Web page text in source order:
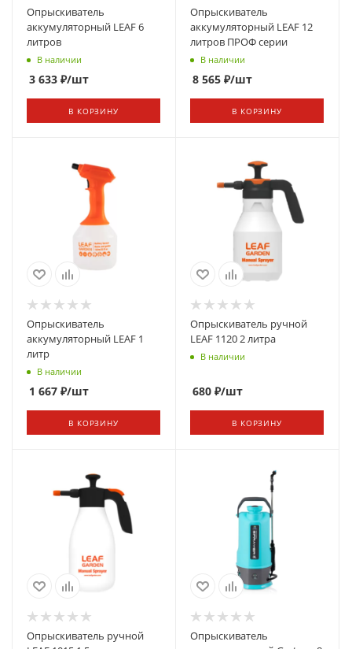
Опрыскиватель
аккумуляторный LEAF 6
литров
В наличии
3 633 ₽/шт
В КОРЗИНУ
Опрыскиватель
аккумуляторный LEAF 12
литров ПРОФ серии
В наличии
8 565 ₽/шт
В КОРЗИНУ
Опрыскиватель
аккумуляторный LEAF 1
литр
В наличии
1 667 ₽/шт
В КОРЗИНУ
Опрыскиватель ручной
LEAF 1120 2 литра
В наличии
680 ₽/шт
В КОРЗИНУ
Опрыскиватель ручной
Опрыскиватель